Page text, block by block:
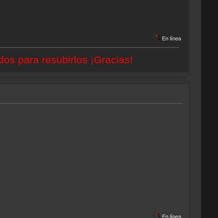
En línea
para resubirlos ¡Gracias!
En línea